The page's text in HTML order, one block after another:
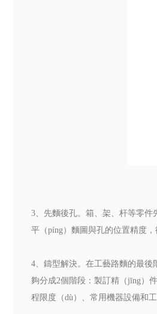
3、先麵後孔。箱、架、杆等零件
平（píng）麵圖與孔的位置精度
4、鑄型解決。在工藝路麵的最後
夠分成2個階段：製訂精（jīng）
程限度（dù）、常用機器設備和